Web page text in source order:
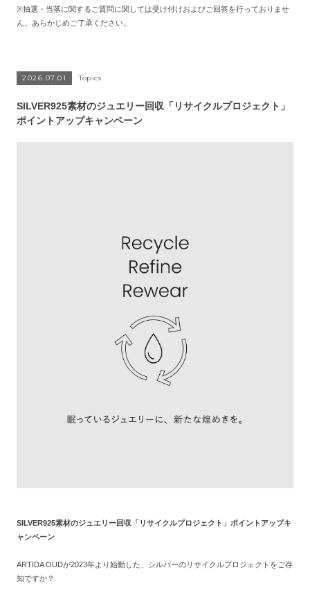
※抽選・当落に関するご質問に関しては受け付けおよびご回答を行っておりませ
ん。あらかじめご了承ください。
2026.07.01 Topics
SILVER925素材のジュエリー回収「リサイクルプロジェクト」
ポイントアップキャンペーン
SILVER925素材のジュエリー回収「リサイクルプロジェクト」ポイントアップキ
ャンペーン
ARTIDA OUDが2023年より始動した、シルバーのリサイクルプロジェクトをご存
知ですか？